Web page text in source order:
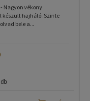
Nagyon vékony
készült hajháló. Szinte
bele a...